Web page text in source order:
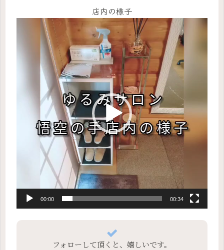
店内の様子
00:00 00:34
フォローして頂くと、嬉しいです。